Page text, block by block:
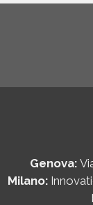
Genova:
Milano: